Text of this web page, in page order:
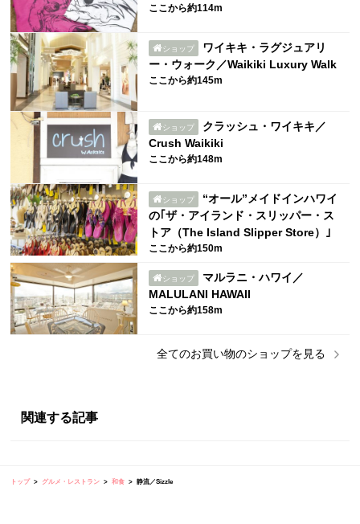
ここから約114m
ショップ
ワイキキ・ラグジュアリ
ー・ウォーク／Waikiki Luxury Walk
ここから約145m
ショップ
クラッシュ・ワイキキ／
Crush Waikiki
ここから約148m
ショップ
“オール”メイドインハワイ
の｢ザ・アイランド・スリッパー・ス
トア（The Island Slipper Store）｣
ここから約150m
ショップ
マルラニ・ハワイ／
MALULANI HAWAII
ここから約158m
全てのお買い物のショップを見る
関連する記事
トップ グルメ・レストラン 和食 静流／Sizzle